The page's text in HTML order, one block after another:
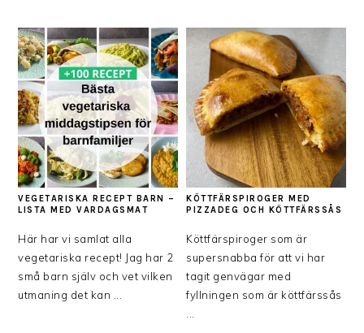
VEGETARISKA RECEPT BARN –
LISTA MED VARDAGSMAT
Här har vi samlat alla
vegetariska recept! Jag har 2
små barn själv och vet vilken
utmaning det kan ...
KÖTTFÄRSPIROGER MED
PIZZADEG OCH KÖTTFÄRSSÅS
Köttfärspiroger som är
supersnabba för att vi har
tagit genvägar med
fyllningen som är köttfärssås
...